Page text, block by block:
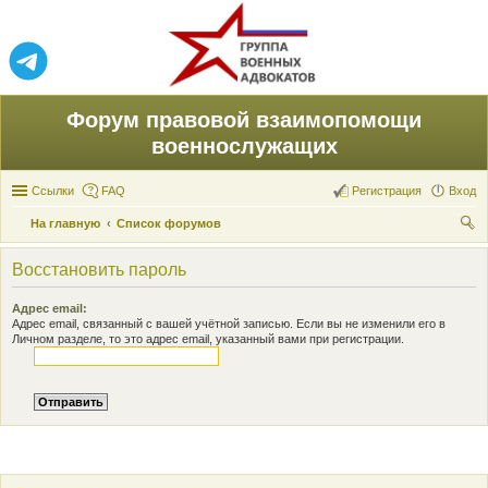
Форум правовой взаимопомощи
военнослужащих
Ссылки FAQ Вход
Регистрация
На главную
Список форумов
ои
Восстановить пароль
Адрес email:
Адрес email, связанный с вашей учётной записью. Если вы не изменили его в
Личном разделе, то это адрес email, указанный вами при регистрации.